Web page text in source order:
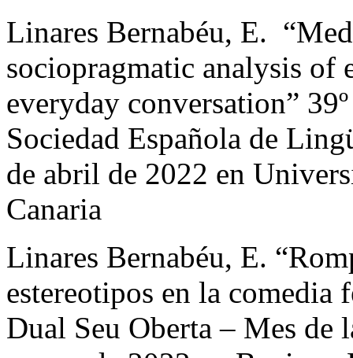
Linares Bernabéu, E.
sociopragmatic analysis of
everyday conversation”
Sociedad Española de
de abril de 2022 en
Canaria
Linares Bernabéu, E.
estereotipos en la
Dual Seu Oberta – Mes de